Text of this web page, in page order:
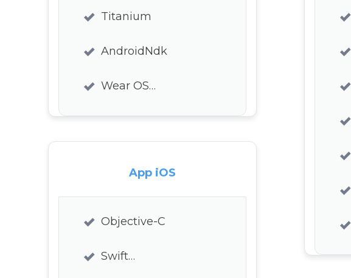
Titanium
AndroidNdk
Wear OS…
App iOS
Objective-C
Swift…